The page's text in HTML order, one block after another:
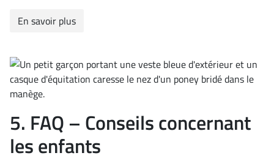
En savoir plus
5. FAQ – Conseils concernant
les enfants